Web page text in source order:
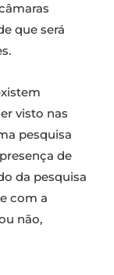
que será
visto nas
pesquisa
de
da pesquisa
com a
não,